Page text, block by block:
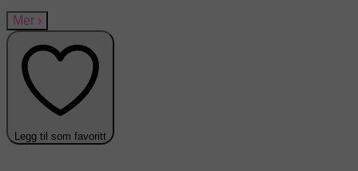
Mer ›
Legg til som favoritt